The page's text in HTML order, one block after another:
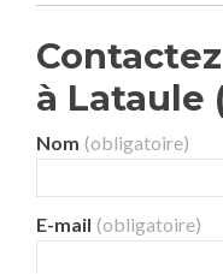
à Lataule
Nom (obligatoire)
E-mail (obligatoire)